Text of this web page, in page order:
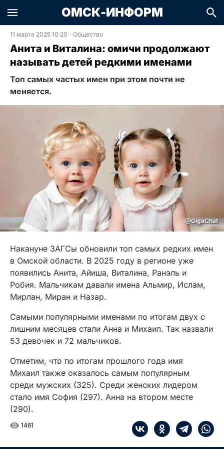
ОМСК-ИНФОРМ
11 марта 2025 10:20 · Общество
Анита и Виталина: омичи продолжают
называть детей редкими именами
Топ самых частых имен при этом почти не
меняется.
@GigaChat
Накануне ЗАГСы обновили топ самых редких имен
в Омской области. В 2025 году в регионе уже
появились Анита, Айиша, Виталина, Ранэль и
Робия. Мальчикам давали имена Альмир, Ислам,
Мирлан, Миран и Назар.
Самыми популярными именами по итогам двух с
лишним месяцев стали Анна и Михаил. Так назвали
53 девочек и 72 мальчиков.
Отметим, что по итогам прошлого года имя
Михаил также оказалось самым популярным
среди мужских (325). Среди женских лидером
стало имя София (297). Анна на втором месте
(290).
1461